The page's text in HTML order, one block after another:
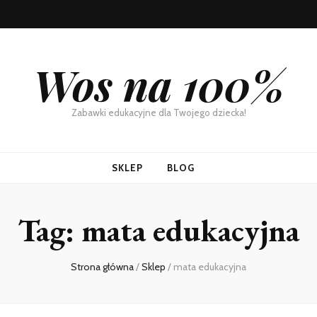
Wos na 100%
Zabawki edukacyjne dla Twojego dziecka!
SKLEP BLOG
Tag: mata edukacyjna
Strona główna/Sklep / mata edukacyjna